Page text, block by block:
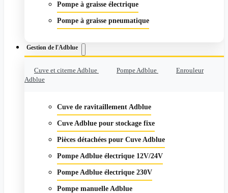
Pompe à graisse électrique
Pompe à graisse pneumatique
Gestion de l'Adblue
Cuve et citerne Adblue Pompe Adblue
Enrouleur
Adblue
Cuve de ravitaillement Adblue
Cuve Adblue pour stockage fixe
Pièces détachées pour Cuve Adblue
Pompe Adblue électrique 12V/24V
Pompe Adblue électrique 230V
Pompe manuelle Adblue